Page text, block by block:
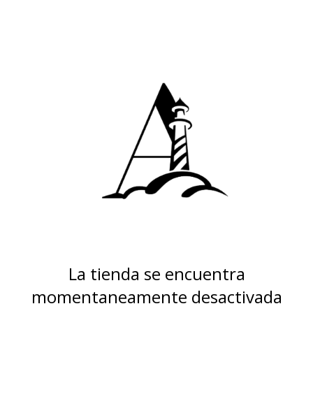
La tienda se encuentra
momentaneamente desactivada